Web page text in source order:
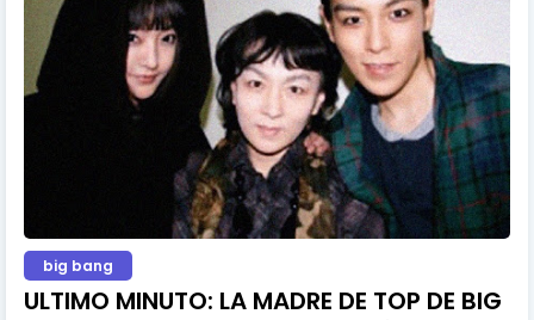
big bang
ULTIMO MINUTO: LA MADRE DE TOP DE BIG